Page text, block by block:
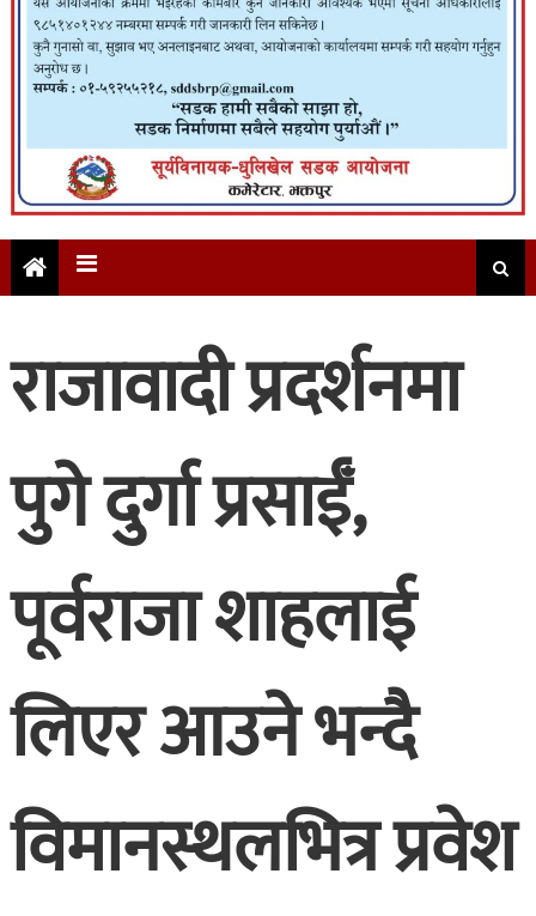
राजावादी प्रदर्शनमा
पुगे दुर्गा प्रसाईँ,
पूर्वराजा शाहलाई
लिएर आउने भन्दै
विमानस्थलभित्र प्रवेश